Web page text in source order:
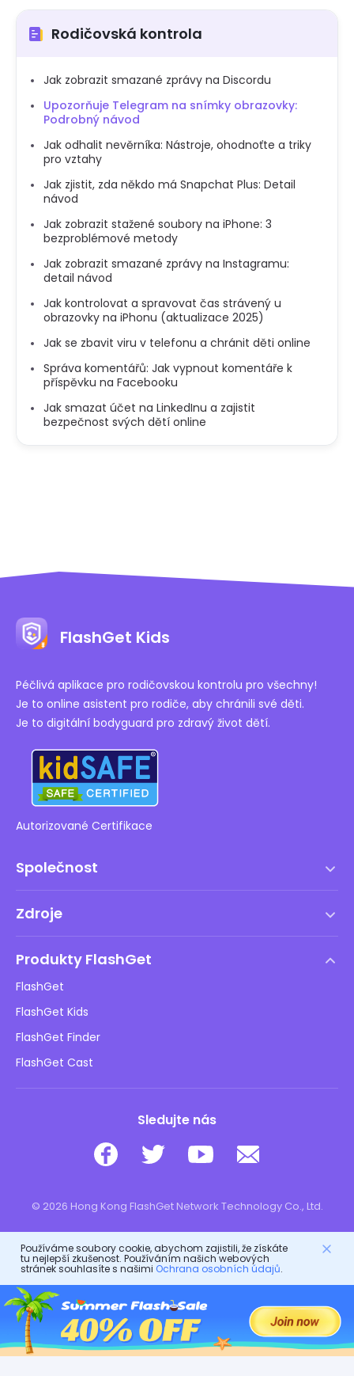
Rodičovská kontrola
Jak zobrazit smazané zprávy na Discordu
Upozorňuje Telegram na snímky obrazovky:
Podrobný návod
Jak odhalit nevěrníka: Nástroje, ohodnoťte a triky
pro vztahy
Jak zjistit, zda někdo má Snapchat Plus: Detail
návod
Jak zobrazit stažené soubory na iPhone: 3
bezproblémové metody
Jak zobrazit smazané zprávy na Instagramu:
detail návod
Jak kontrolovat a spravovat čas strávený u
obrazovky na iPhonu (aktualizace 2025)
Jak se zbavit viru v telefonu a chránit děti online
Správa komentářů: Jak vypnout komentáře k
příspěvku na Facebooku
Jak smazat účet na LinkedInu a zajistit
bezpečnost svých dětí online
FlashGet Kids
Péčlivá aplikace pro rodičovskou kontrolu pro všechny!
Je to online asistent pro rodiče, aby chránili své děti.
Je to digitální bodyguard pro zdravý život dětí.
Autorizované Certifikace
Společnost
Zásady DMCA
Ochrana osobních údajů
Reklamní zásady
Neprodávejte mé informace
Zdroje
Blog
Bezpečnost dětí online
Stáhnout
Produkty FlashGet
FlashGet
FlashGet Kids
FlashGet Finder
FlashGet Cast
Sledujte nás
© 2026 Hong Kong FlashGet Network Technology Co., Ltd.
Používáme soubory cookie, abychom zajistili, že získáte
tu nejlepší zkušenost. Používáním našich webových
stránek souhlasíte s našimi Ochrana osobních údajů.